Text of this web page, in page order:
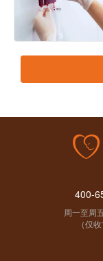
400-
周一至周
（仅